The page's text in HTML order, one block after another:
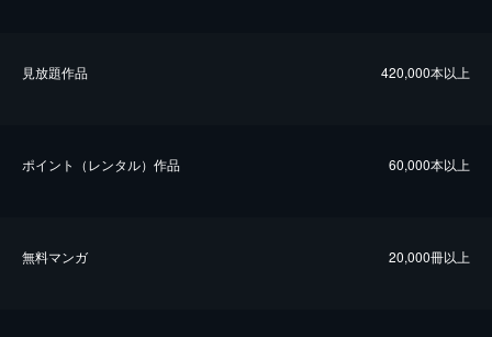
⾒放題作品 420,000本以上
ポイント（レンタル）作品 60,000本以上
無料マンガ 20,000冊以上